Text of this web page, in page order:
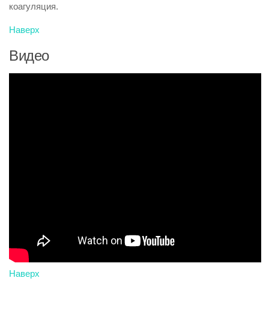
коагуляция.
Наверх
Видео
Наверх